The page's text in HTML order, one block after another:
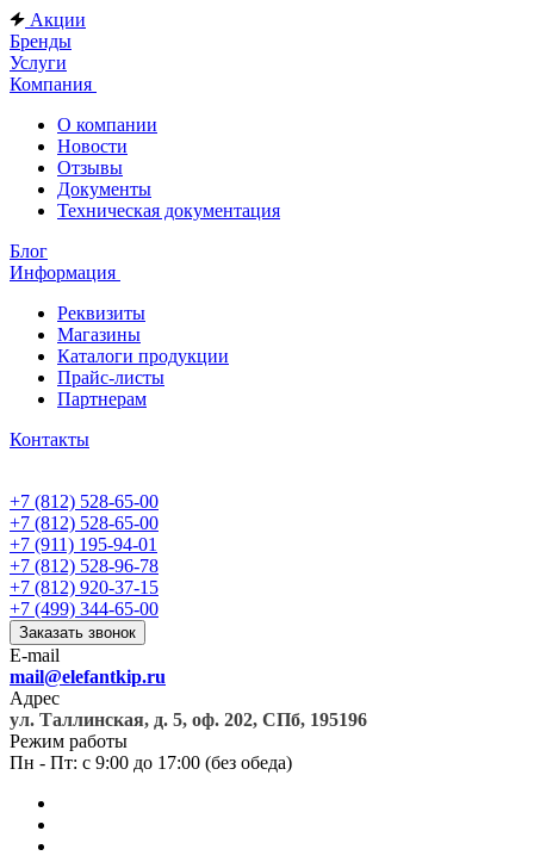
Акции
Бренды
Услуги
Компания
О компании
Новости
Отзывы
Документы
Техническая документация
Блог
Информация
Реквизиты
Магазины
Каталоги продукции
Прайс-листы
Партнерам
Контакты
+7 (812) 528-65-00
+7 (812) 528-65-00
+7 (911) 195-94-01
+7 (812) 528-96-78
+7 (812) 920-37-15
+7 (499) 344-65-00
Заказать звонок
E-mail
mail@elefantkip.ru
Адрес
ул. Таллинская, д. 5, оф. 202, СПб, 195196
Режим работы
Пн - Пт: с 9:00 до 17:00 (без обеда)